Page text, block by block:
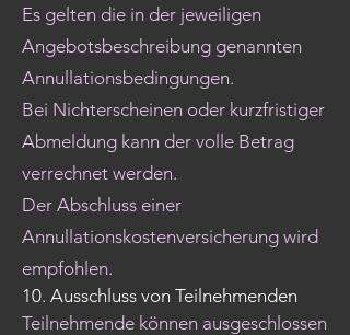
Es gelten die in der jeweiligen
Angebotsbeschreibung genannten
Annullationsbedingungen.
Bei Nichterscheinen oder kurzfristiger
Abmeldung kann der volle Betrag
verrechnet werden.
Der Abschluss einer
Annullationskostenversicherung wird
empfohlen.
10. Ausschluss von Teilnehmenden
Teilnehmende können ausgeschlossen